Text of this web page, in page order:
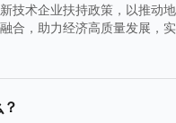
技术企业扶持政策，以推动
合，助力经济高质量发展，